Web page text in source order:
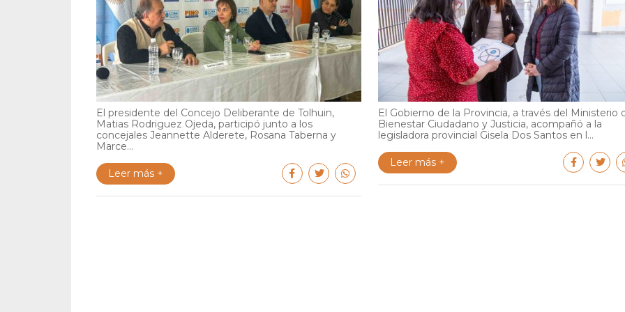
El presidente del Concejo Deliberante de Tolhuin,
Matias Rodriguez Ojeda, participó junto a los
concejales Jeannette Alderete, Rosana Taberna y
Marce...
Leer más +
El Gobierno de la Provincia, a través del Ministerio
Bienestar Ciudadano y Justicia, acompañó a la
legisladora provincial Gisela Dos Santos en l...
Leer más +